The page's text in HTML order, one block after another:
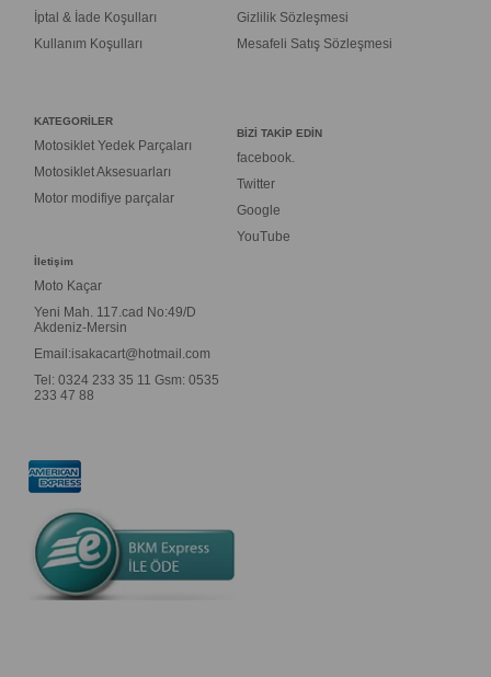
İptal & İade Koşulları
Kullanım Koşulları
Gizlilik Sözleşmesi
Mesafeli Satış Sözleşmesi
KATEGORİLER
Motosiklet Yedek Parçaları
Motosiklet Aksesuarları
Motor modifiye parçalar
BİZİ TAKİP EDİN
facebook.
Twitter
Google
YouTube
İletişim
Moto Kaçar
Yeni Mah. 117.cad No:49/D
Akdeniz-Mersin
Email:isakacart@hotmail.com
Tel: 0324 233 35 11 Gsm: 0535
233 47 88